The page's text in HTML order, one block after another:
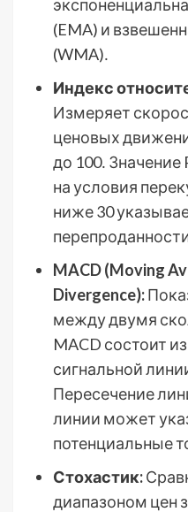
(EMA) и
(WMA)․
Индекс
Измеряет
ценовых
до 100․
на условия
ниже 30
MACD (Moving
Divergence):
между двумя
MACD состоит
сигнальной
Пересечение
линии может
потенциальные
Стохастик:
диапазоном цен